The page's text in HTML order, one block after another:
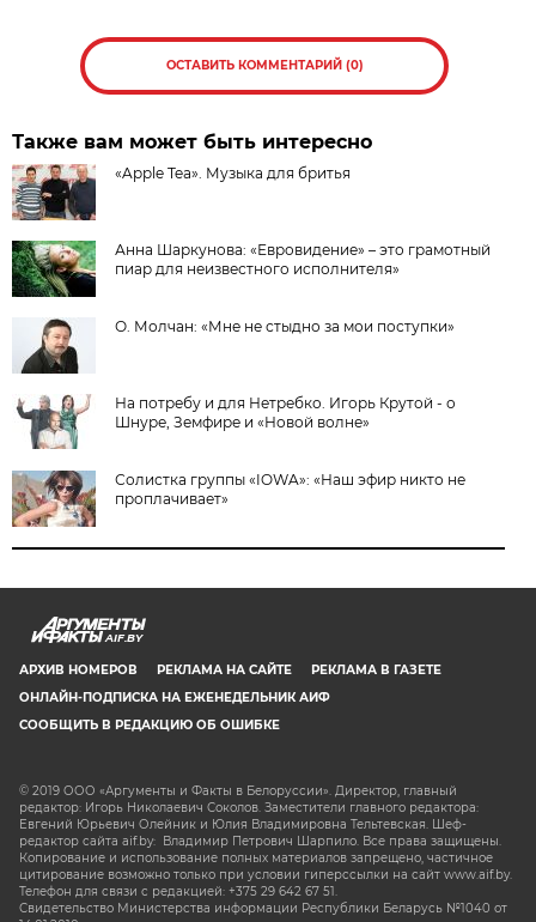
ОСТАВИТЬ КОММЕНТАРИЙ (0)
Также вам может быть интересно
«Apple Tea». Музыка для бритья
Анна Шаркунова: «Евровидение» – это грамотный
пиар для неизвестного исполнителя»
О. Молчан: «Мне не стыдно за мои поступки»
На потребу и для Нетребко. Игорь Крутой - о
Шнуре, Земфире и «Новой волне»
Солистка группы «IOWA»: «Наш эфир никто не
проплачивает»
AIF.BY
АРХИВ НОМЕРОВ РЕКЛАМА НА САЙТЕ
РЕКЛАМА В ГАЗЕТЕ
ОНЛАЙН-ПОДПИСКА НА ЕЖЕНЕДЕЛЬНИК АИФ
СООБЩИТЬ В РЕДАКЦИЮ ОБ ОШИБКЕ
© 2019 ООО «Аргументы и Факты в Белоруссии». Директор, главный
редактор: Игорь Николаевич Соколов. Заместители главного редактора:
Евгений Юрьевич Олейник и Юлия Владимировна Тельтевская. Шеф-
редактор сайта aif.by: Владимир Петрович Шарпило. Все права защищены.
Копирование и использование полных материалов запрещено, частичное
цитирование возможно только при условии гиперссылки на сайт www.aif.by.
Телефон для связи с редакцией: +375 29 642 67 51.
Свидетельство Министерства информации Республики Беларусь №1040 от